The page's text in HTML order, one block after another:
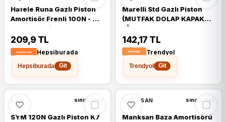
Hafele Runa Gazlı Piston
Amortisör Frenli 100N - 30
cm - Antrasit
209,9 TL
Hepsiburada
Hepsiburada
Git
Marelli Std Gazlı Piston
(MUTFAK DOLAP KAPAK
PİSTONU BEYAZ ,
AMORTİSÖRÜ) 100n V
142,17 TL
Trendyol
Trendyol
Git
SYM sınırlı stok
SYM 120N Gazlı Piston K7
MANKSAN sınırlı stok
Manksan Baza Amortisörü